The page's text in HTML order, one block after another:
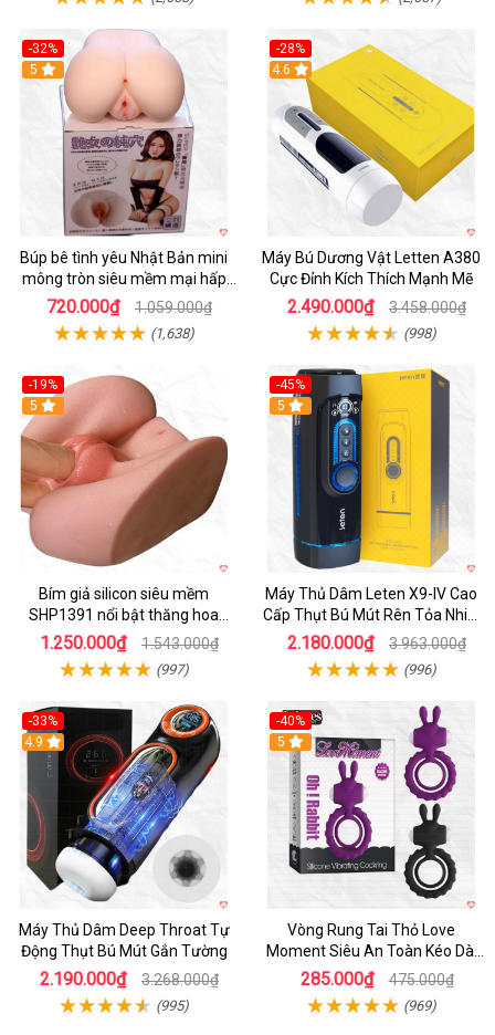
-32%
Hot
5
Búp bê tình yêu Nhật Bản mini
mông tròn siêu mềm mại hấp
dẫn
720.000₫ 1.059.000₫
(1,638)
-28%
Hot
4.6
Máy Bú Dương Vật Letten A380
Cực Đỉnh Kích Thích Mạnh Mẽ
2.490.000₫ 3.458.000₫
(998)
-19%
Hot
5
Bím giả silicon siêu mềm
SHP1391 nổi bật thăng hoa
hoàn hảo
1.250.000₫ 1.543.000₫
(997)
-45%
Hot
5
Máy Thủ Dâm Leten X9-IV Cao
Cấp Thụt Bú Mút Rên Tỏa Nhiệt
Sạc Pin
2.180.000₫ 3.963.000₫
(996)
-33%
Hot
4.9
Máy Thủ Dâm Deep Throat Tự
Động Thụt Bú Mút Gắn Tường
2.190.000₫ 3.268.000₫
(995)
-40%
5
Vòng Rung Tai Thỏ Love
Moment Siêu An Toàn Kéo Dài
Thời Gian
285.000₫ 475.000₫
(969)